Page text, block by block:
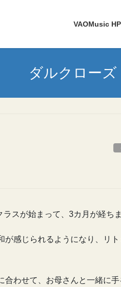
VAOMusic HP
ダルクローズ
スが始まって、3カ月が経ちま
感じられるようになり、リ
わせて、お母さんと一緒に